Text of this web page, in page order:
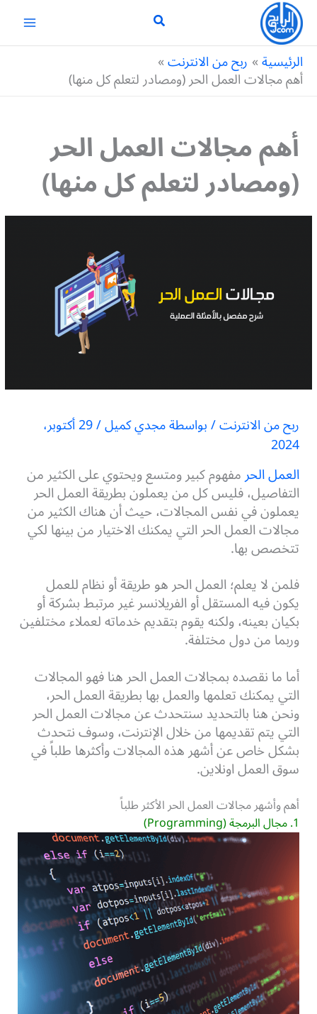
تخطي
المحتوى
الرئيسية ربح من الانترنت
أهم مجالات العمل الحر (ومصادر لتعلم كل منها)
أهم مجالات العمل الحر
(ومصادر لتعلم كل منها)
ربح من الانترنت/ بواسطةمجدي كميل/ 29 أكتوبر،
2024
العمل الحرمفهوم كبير ومتسع ويحتوي على الكثير من
التفاصيل، فليس كل من يعملون بطريقة العمل الحر
يعملون في نفس المجالات، حيث أن هناك الكثير من
مجالات العمل الحر التي يمكنك الاختيار من بينها لكي
تتخصص بها.
فلمن لا يعلم؛ العمل الحر هو طريقة أو نظام للعمل
يكون فيه المستقل أو الفريلانسر غير مرتبط بشركة أو
بكيان بعينه، ولكنه يقوم بتقديم خدماته لعملاء مختلفين
وربما من دول مختلفة.
أما ما نقصده بمجالات العمل الحر هنا فهو المجالات
التي يمكنك تعلمها والعمل بها بطريقة العمل الحر،
ونحن هنا بالتحديد سنتحدث عن مجالات العمل الحر
التي يتم تقديمها من خلال الإنترنت، وسوف نتحدث
بشكل خاص عن أشهر هذه المجالات وأكثرها طلباً في
سوق العمل اونلاين.
أهم وأشهر مجالات العمل الحر الأكثر طلباً
1. مجال البرمجة (Programming)